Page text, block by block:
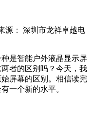
源： 深圳市龙祥卓越电
是智能户外液晶显示屏
者的区别吗？今天，我
屏幕的区别。相信读完
一个新的水平。